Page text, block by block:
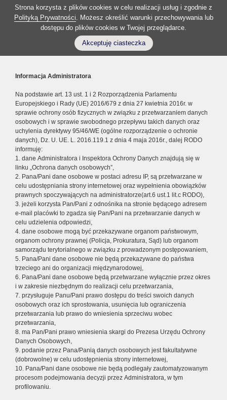
Strona korzysta z plików cookies w celu realizacji usług i zgodnie z
Polityką Prywatności. Możesz określić warunki przechowywania lub
dostępu do plików cookies w Twojej przeglądarce.
Akceptuję ciasteczka
Informacja Administratora
Na podstawie art. 13 ust. 1 i 2 Rozporządzenia Parlamentu
Europejskiego i Rady (UE) 2016/679 z dnia 27 kwietnia 2016r. w
sprawie ochrony osób fizycznych w związku z przetwarzaniem danych
osobowych i w sprawie swobodnego przepływu takich danych oraz
uchylenia dyrektywy 95/46/WE (ogólne rozporządzenie o ochronie
danych), Dz. U. UE. L. 2016.119.1 z dnia 4 maja 2016r., dalej RODO
informuję:
1. dane Administratora i Inspektora Ochrony Danych znajdują się w
linku „Ochrona danych osobowych”,
2. Pana/Pani dane osobowe w postaci adresu IP, są przetwarzane w
celu udostępniania strony internetowej oraz wypełnienia obowiązków
prawnych spoczywających na administratorze(art.6 ust.1 lit.c RODO),
3. jeżeli korzysta Pan/Pani z odnośnika na stronie będącego adresem
e-mail placówki to zgadza się Pan/Pani na przetwarzanie danych w
celu udzielenia odpowiedzi,
4. dane osobowe mogą być przekazywane organom państwowym,
organom ochrony prawnej (Policja, Prokuratura, Sąd) lub organom
samorządu terytorialnego w związku z prowadzonym postępowaniem,
5. Pana/Pani dane osobowe nie będą przekazywane do państwa
trzeciego ani do organizacji międzynarodowej,
6. Pana/Pani dane osobowe będą przetwarzane wyłącznie przez okres
i w zakresie niezbędnym do realizacji celu przetwarzania,
7. przysługuje Panu/Pani prawo dostępu do treści swoich danych
osobowych oraz ich sprostowania, usunięcia lub ograniczenia
przetwarzania lub prawo do wniesienia sprzeciwu wobec
przetwarzania,
8. ma Pan/Pani prawo wniesienia skargi do Prezesa Urzędu Ochrony
Danych Osobowych,
9. podanie przez Pana/Panią danych osobowych jest fakultatywne
(dobrowolne) w celu udostępnienia strony internetowej,
10. Pana/Pani dane osobowe nie będą podlegały zautomatyzowanym
procesom podejmowania decyzji przez Administratora, w tym
profilowaniu.